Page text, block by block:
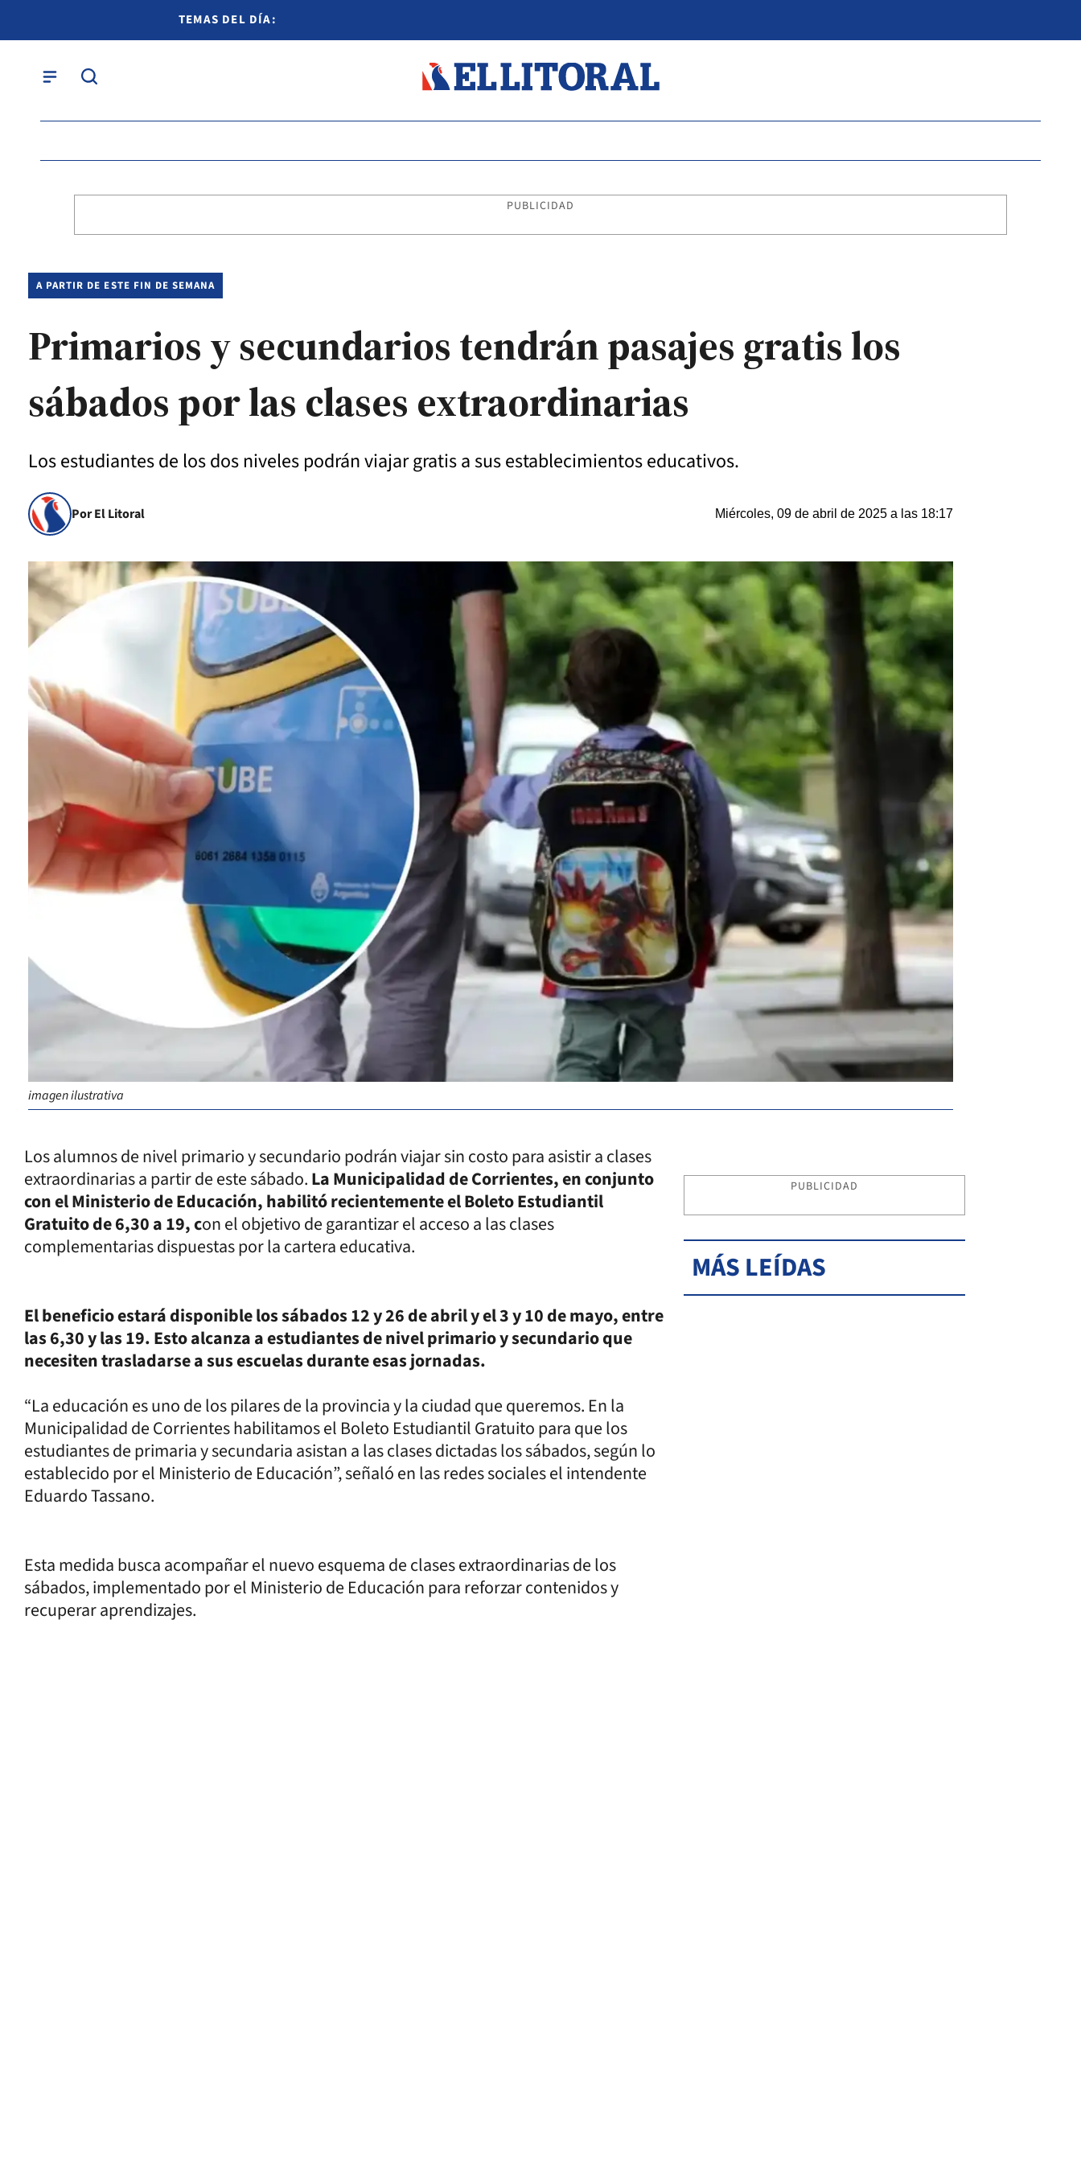
TEMAS DEL DÍA:
PUBLICIDAD
A PARTIR DE ESTE FIN DE SEMANA
Primarios y secundarios tendrán pasajes gratis los
sábados por las clases extraordinarias
Los estudiantes de los dos niveles podrán viajar gratis a sus establecimientos educativos.
Por El Litoral Miércoles, 09 de abril de 2025 a las 18:17
imagen ilustrativa
Los alumnos de nivel primario y secundario podrán viajar sin costo para asistir a clases
extraordinarias a partir de este sábado.La Municipalidad de Corrientes, en conjunto
con el Ministerio de Educación, habilitó recientemente el Boleto Estudiantil
Gratuito de 6,30 a 19, con el objetivo de garantizar el acceso a las clases
complementarias dispuestas por la cartera educativa.
El beneficio estará disponible los sábados 12 y 26 de abril y el 3 y 10 de mayo, entre
las 6,30 y las 19. Esto alcanza a estudiantes de nivel primario y secundario que
necesiten trasladarse a sus escuelas durante esas jornadas.
“La educación es uno de los pilares de la provincia y la ciudad que queremos. En la
Municipalidad de Corrientes habilitamos el Boleto Estudiantil Gratuito para que los
estudiantes de primaria y secundaria asistan a las clases dictadas los sábados, según lo
establecido por el Ministerio de Educación”, señaló en las redes sociales el intendente
Eduardo Tassano.
Esta medida busca acompañar el nuevo esquema de clases extraordinarias de los
sábados, implementado por el Ministerio de Educación para reforzar contenidos y
recuperar aprendizajes.
PUBLICIDAD
MÁS LEÍDAS